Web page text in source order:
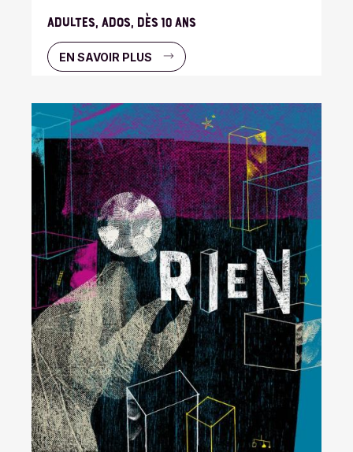
ADULTES, ADOS, DÈS 10 ANS
EN SAVOIR PLUS